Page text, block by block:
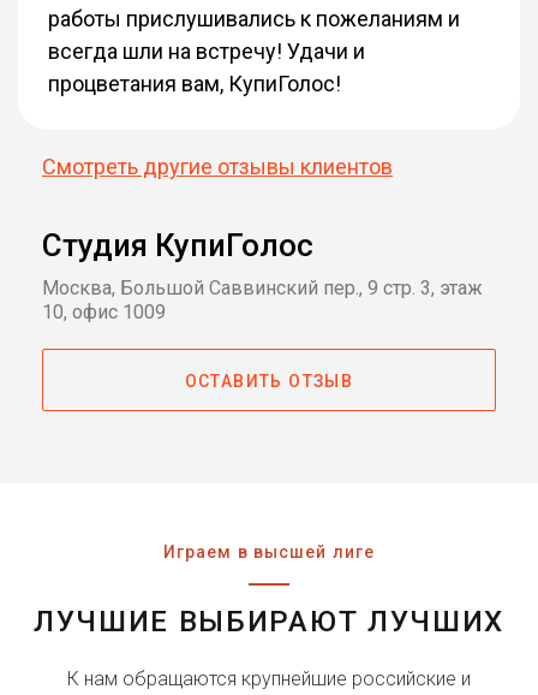
работы прислушивались к пожеланиям и
всегда шли на встречу! Удачи и
процветания вам, КупиГолос!
Смотреть другие отзывы клиентов
Студия КупиГолос
Москва, Большой Саввинский пер., 9 стр. 3, этаж
10, офис 1009
ОСТАВИТЬ ОТЗЫВ
Играем в высшей лиге
ЛУЧШИЕ ВЫБИРАЮТ ЛУЧШИХ
К нам обращаются крупнейшие российские и